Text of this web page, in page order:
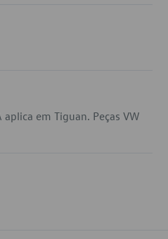
em Tiguan. Peças VW